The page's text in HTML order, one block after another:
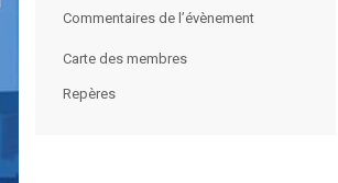
Commentaires de l’évènement
Carte des membres
Repères